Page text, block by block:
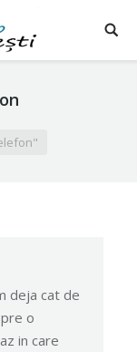
deja cat de
o
in care